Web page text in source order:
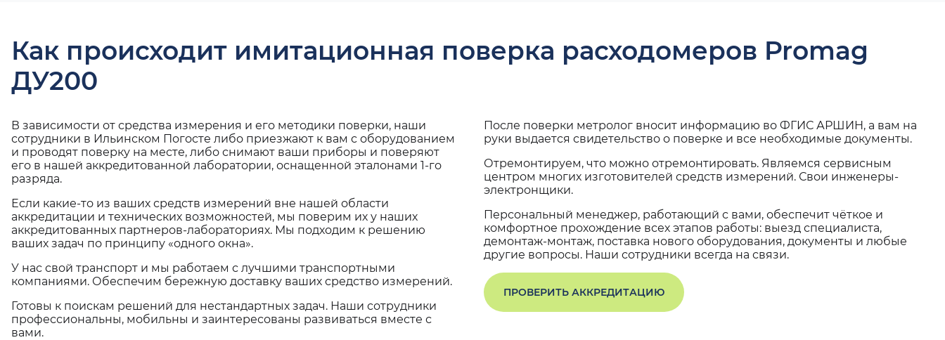
Как происходит имитационная поверка расходомеров Promag
ДУ200
В зависимости от средства измерения и его методики поверки, наши
сотрудники в Ильинском Погосте либо приезжают к вам с оборудованием
и проводят поверку на месте, либо снимают ваши приборы и поверяют
его в нашей аккредитованной лаборатории, оснащенной эталонами 1-го
разряда.
Если какие-то из ваших средств измерений вне нашей области
аккредитации и технических возможностей, мы поверим их у наших
аккредитованных партнеров-лабораториях. Мы подходим к решению
ваших задач по принципу «одного окна».
У нас свой транспорт и мы работаем с лучшими транспортными
компаниями. Обеспечим бережную доставку ваших средство измерений.
Готовы к поискам решений для нестандартных задач. Наши сотрудники
профессиональны, мобильны и заинтересованы развиваться вместе с
вами.
После поверки метролог вносит информацию во ФГИС АРШИН, а вам на
руки выдается свидетельство о поверке и все необходимые документы.
Отремонтируем, что можно отремонтировать. Являемся сервисным
центром многих изготовителей средств измерений. Свои инженеры-
электронщики.
Персональный менеджер, работающий с вами, обеспечит чёткое и
комфортное прохождение всех этапов работы: выезд специалиста,
демонтаж-монтаж, поставка нового оборудования, документы и любые
другие вопросы. Наши сотрудники всегда на связи.
ПРОВЕРИТЬ АККРЕДИТАЦИЮ